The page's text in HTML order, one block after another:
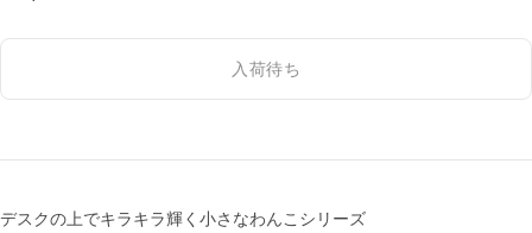
入荷待ち
デスクの上でキラキラ輝く小さなわんこシリーズ